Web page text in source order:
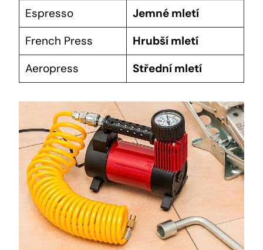
Espresso
Jemné mletí
French Press
Hrubší mletí
Aeropress
Střední mletí